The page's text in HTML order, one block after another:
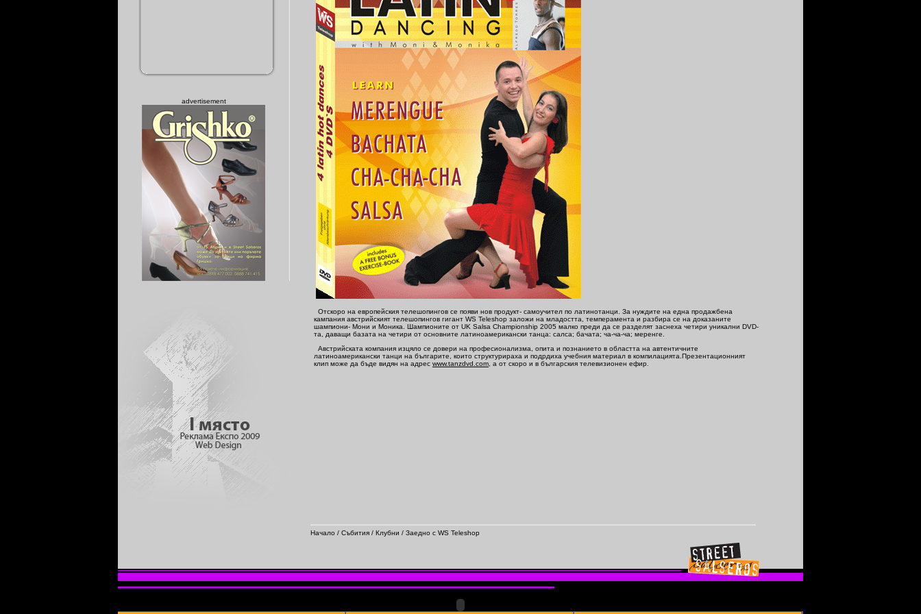
advertisement
Отскоро на европейския телешопингов се появи нов продукт- самоучител по латинотанци. За нуждите на една продажбена
кампания австрийският телешопингов гигант WS Teleshop заложи на младостта, темперамента и разбира се на доказаните
шампиони- Мони и Моника. Шампионите от UK Salsa Championship 2005 малко преди да се разделят заснеха четири уникални DVD-
та, даващи базата на четири от основните латиноамерикански танца: салса; бачата; ча-ча-ча; меренге.
Австрийската компания изцяло се довери на професионализма, опита и познанието в областта на автентичните
латиноамерикански танци на българите, които структурираха и подрдиха учебния материал в компилацията.Презентационният
клип може да бъде видян на адрес www.tanzdvd.com , a от скоро и в българския телевизионен ефир.
Начало / Събития / Клубни / Заедно с WS Teleshop